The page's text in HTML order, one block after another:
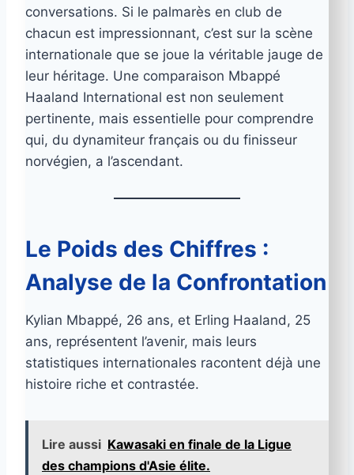
conversations. Si le palmarès en club de
chacun est impressionnant, c’est sur la scène
internationale que se joue la véritable jauge de
leur héritage. Une comparaison Mbappé
Haaland International est non seulement
pertinente, mais essentielle pour comprendre
qui, du dynamiteur français ou du finisseur
norvégien, a l’ascendant.
Le Poids des Chiffres :
Analyse de la Confrontation
Kylian Mbappé, 26 ans, et Erling Haaland, 25
ans, représentent l’avenir, mais leurs
statistiques internationales racontent déjà une
histoire riche et contrastée.
Lire aussi Kawasaki en finale de la Ligue
des champions d'Asie élite.